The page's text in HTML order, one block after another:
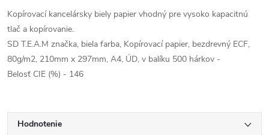
Kopírovací kancelársky biely papier vhodný pre vysoko kapacitnú
tlač a kopírovanie.
SD T.E.A.M značka, biela farba, Kopírovací papier, bezdrevný ECF,
80g/m2, 210mm x 297mm, A4, ÚD, v balíku 500 hárkov -
Belosť CIE (%) - 146
Hodnotenie